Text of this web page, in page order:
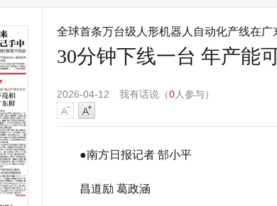
全球首条万台级人形机器人自动化产线在广
30分钟下线一台 年产能
2026-04-12 我有话说（0人参与）
●南方日报记者 郜小平
昌道励 葛政涵